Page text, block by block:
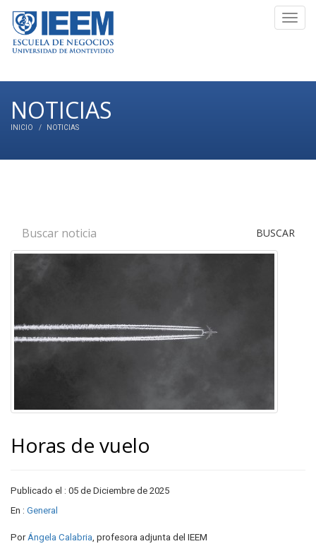
NOTICIAS
INICIO NOTICIAS
BUSCAR
Horas de vuelo
Publicado el : 05 de Diciembre de 2025
En : General
PorÁngela Calabria, profesora adjunta del IEEM